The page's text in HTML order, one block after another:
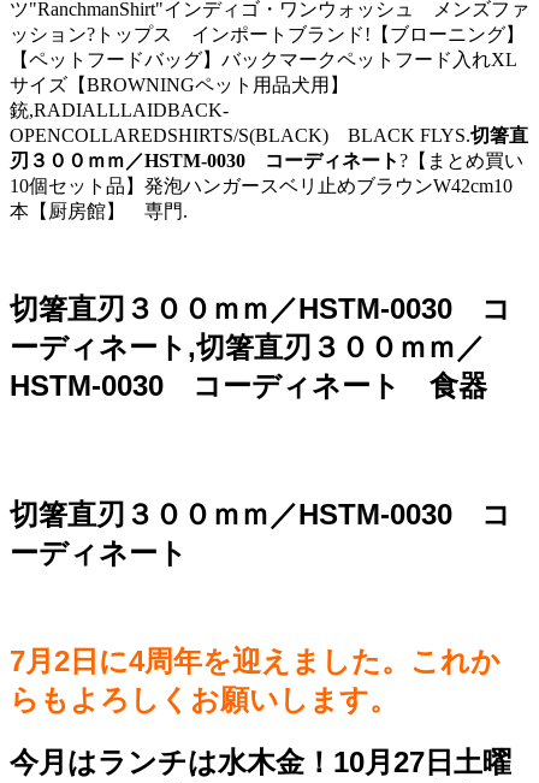
ツ"RanchmanShirt"インディゴ・ワンウォッシュ メンズファ
ッション?トップス インポートブランド!【ブローニング】
【ペットフードバッグ】バックマークペットフード入れXL
サイズ【BROWNINGペット用品犬用】
銃,RADIALLLAIDBACK-
OPENCOLLAREDSHIRTS/S(BLACK) BLACK FLYS.切箸直
刃３００ｍｍ／HSTM-0030 コーディネート?【まとめ買い
10個セット品】発泡ハンガースベリ止めブラウンW42cm10
本【厨房館】 専門.
切箸直刃３００ｍｍ／HSTM-0030 コ
ーディネート,切箸直刃３００ｍｍ／
HSTM-0030 コーディネート 食器
切箸直刃３００ｍｍ／HSTM-0030 コ
ーディネート
7月2日に4周年を迎えました。これか
らもよろしくお願いします。
今月はランチは水木金！10月27日土曜